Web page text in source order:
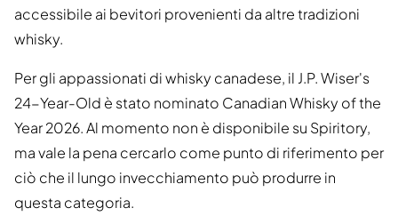
accessibile ai bevitori provenienti da altre tradizioni
whisky.
Per gli appassionati di whisky canadese, il J.P. Wiser's
24-Year-Old è stato nominato Canadian Whisky of the
Year 2026. Al momento non è disponibile su Spiritory,
ma vale la pena cercarlo come punto di riferimento per
ciò che il lungo invecchiamento può produrre in
questa categoria.